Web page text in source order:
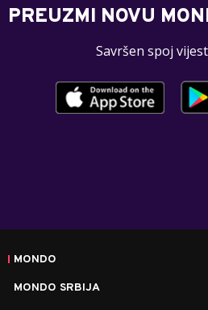
PREUZMI NOVU
Savršen spoj
MONDO
MONDO SRBIJA